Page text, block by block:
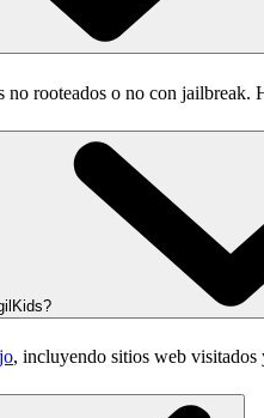
rooteados o no con
, incluyendo sitios web visitados